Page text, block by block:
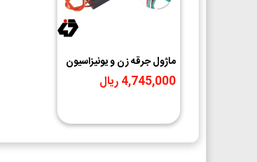
ماژول جرقه زن و یونیزاسیون
هوا مینیاتوری 20KV
4,745,000 ریال